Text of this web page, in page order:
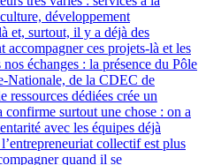
développement
et, surtout, il y a déjà des
accompagner ces projets-là et les
échanges : la présence du Pôle
Nationale, de la CDEC de
ressources dédiées crée un
surtout une chose : on a
avec les équipes déjà
collectif est plus
quand il se